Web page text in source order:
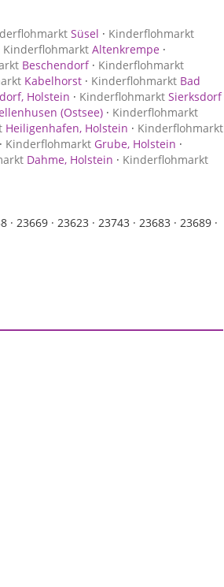
Süsel · Kinderflohmarkt
Kinderflohmarkt Altenkrempe ·
Beschendorf· Kinderflohmarkt
Kabelhorst · Kinderflohmarkt Bad
Holstein · Kinderflohmarkt Sierksdorf
(Ostsee) · Kinderflohmarkt
Heiligenhafen, Holstein · Kinderflohmarkt
Kinderflohmarkt Grube, Holstein ·
Dahme, Holstein · Kinderflohmarkt
· 23669 · 23623 · 23743 · 23683 · 23689 ·